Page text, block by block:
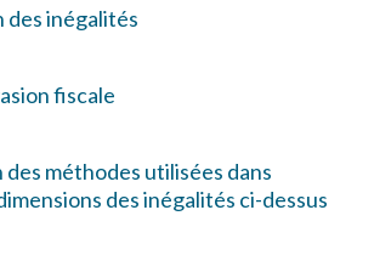
des inégalités
fiscale
des méthodes utilisées dans
des inégalités ci-dessus